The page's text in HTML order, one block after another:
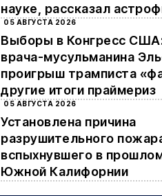
науке, рассказал
05 АВГУСТА 2026
Выборы в Конгресс
врача-мусульманина
проигрыш трамписта
другие итоги праймериз
05 АВГУСТА 2026
Установлена причина
разрушительного
вспыхнувшего в
Южной Калифорнии